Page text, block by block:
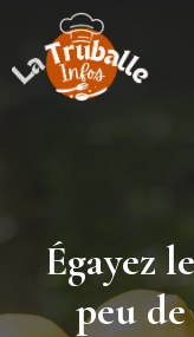
contenu
Égayez
peu